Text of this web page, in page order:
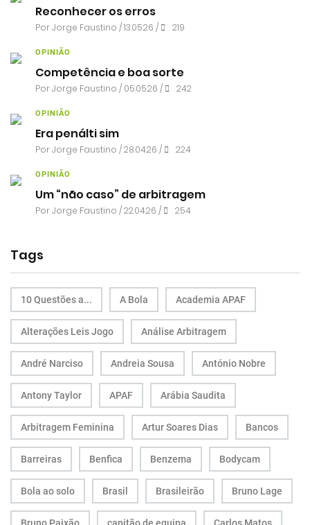
Reconhecer os erros
PorJorge Faustino / 13.05.26 / 219
OPINIÃO
Competência e boa sorte
PorJorge Faustino / 05.05.26 / 242
OPINIÃO
Era penálti sim
PorJorge Faustino / 28.04.26 / 224
OPINIÃO
Um “não caso” de arbitragem
PorJorge Faustino / 22.04.26 / 254
Tags
10 Questões a... A Bola Academia APAF
Alterações Leis Jogo Análise Arbitragem
André Narciso Andreia Sousa António Nobre
Antony Taylor APAF Arábia Saudita
Arbitragem Feminina Artur Soares Dias Bancos
Barreiras Benfica Benzema Bodycam
Bola ao solo Brasil Brasileirão Bruno Lage